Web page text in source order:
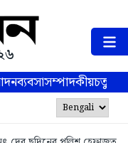
ব্যবসাসম্পাদকীয়